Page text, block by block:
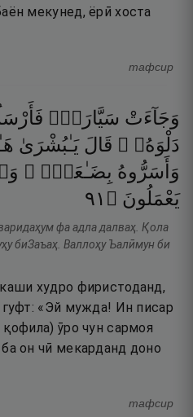
мекунед, ёрӣ хоста
тафсир
وَجَآءَتْ سَيَّارَةٌۭ
دَلْوَهُۥ ۖ قَالَ يَـٰبُشْرَىٰ
وَأَسَرُّوهُ بِضَـٰعَةًۭ ۚ
يَعْمَلُونَ ۝ ١٩
фа адла далваҳ. Қола
биЗаъаҳ. Валлоҳу Ъалӣмун би
худро фиристоданд,
гуфт: «Эй мужда! Ин писар
ӯро чун сармоя
он чӣ мекарданд доно
тафсир